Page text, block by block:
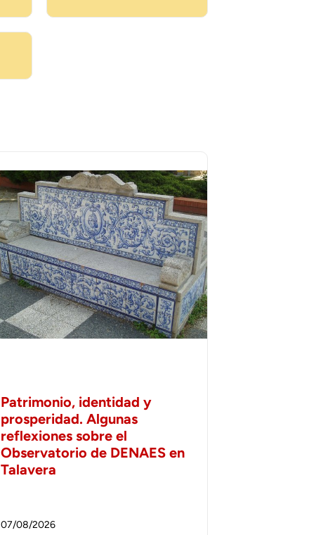
Patrimonio, identidad y
prosperidad. Algunas
reflexiones sobre el
Observatorio de DENAES en
Talavera
07/08/2026